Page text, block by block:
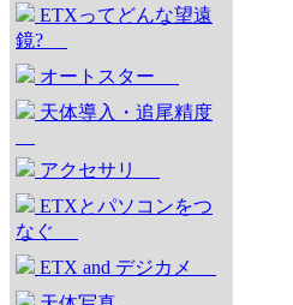
ETXってどんな望遠
鏡?
オートスター
天体導入・追尾精度
アクセサリ
ETXとパソコンをつ
なぐ
ETX and デジカメ